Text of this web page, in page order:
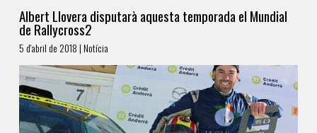
Albert Llovera disputarà aquesta temporada el Mundial
de Rallycross2
5 d'abril de 2018 | Notícia